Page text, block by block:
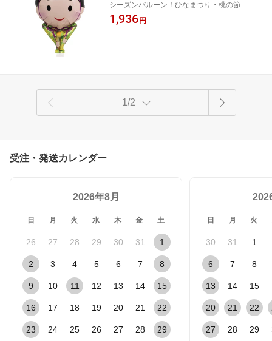
cm×H14cm 逆止弁付 0201810540 1セッ
ト(10枚)
シーズンバルーン！ひなまつり・桃の節
句、ホームパーティーやプチギフトに最
適！パーティーシーンを賑やかに彩りま
1,936 円
1/2
受注・発送カレンダー
2026年8月
日 月 火 水 木 金 土
26 27 28 29 30 31 1
2 3 4 5 6 7 8
9 10 11 12 13 14 15
16 17 18 19 20 21 22
23 24 25 26 27 28 29
日 月 火
30 31 1
6 7 8
13 14 15
20 21 22
27 28 29